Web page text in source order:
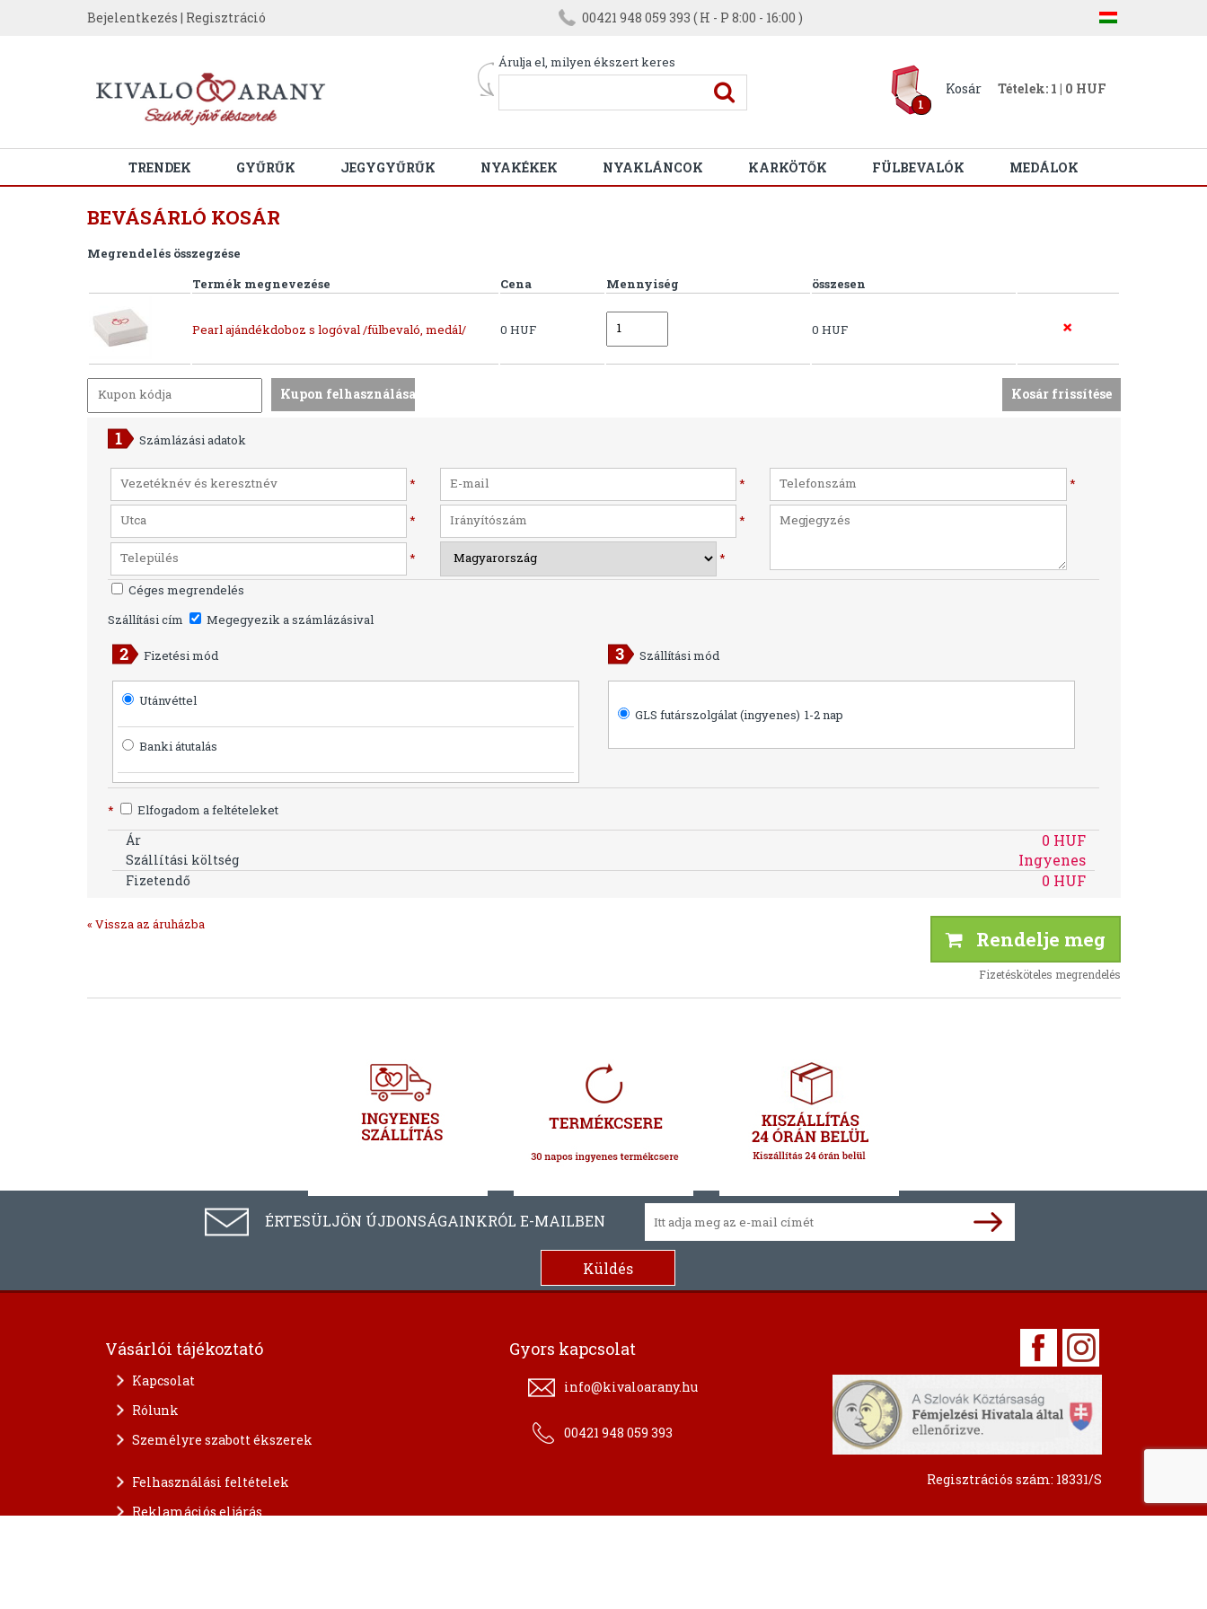
Bejelentkezés | Regisztráció 00421 948 059 393 ( H - P 8:00 - 16:00 )
Árulja el, milyen ékszert keres
1
Kosár Tételek: 1 | 0 HUF
TRENDEK GYŰRŰK JEGYGYŰRŰK NYAKÉKEK NYAKLÁNCOK KARKÖTŐK FÜLBEVALÓK MEDÁLOK
BEVÁSÁRLÓ KOSÁR
Megrendelés összegzése
Termék megnevezése
Cena Mennyiség összesen
Pearl ajándékdoboz s logóval /fülbevaló, medál/ 0 HUF 0 HUF
Számlázási adatok
* * *
* *
*
*
Céges megrendelés
Szállítási cím
Megegyezik a számlázásival
Fizetési mód
Utánvéttel
Banki átutalás
Szállítási mód
GLS futárszolgálat (ingyenes) 1-2 nap
* Elfogadom a feltételeket
Ár 0 HUF
Szállítási költség Ingyenes
Fizetendő 0 HUF
« Vissza az áruházba
Rendelje meg
Fizetésköteles megrendelés
ÉRTESÜLJÖN ÚJDONSÁGAINKRÓL E-MAILBEN
Vásárlói tájékoztató
Kapcsolat
Rólunk
Személyre szabott ékszerek
Felhasználási feltételek
Reklamációs eljárás
Gyors kapcsolat
info@kivaloarany.hu
00421 948 059 393
Regisztrációs szám: 18331/S